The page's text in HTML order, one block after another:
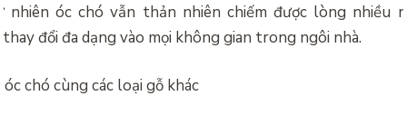
nhiên óc chó vẫn thản nhiên chiếm được lòng nhiều
đổi đa dạng vào mọi không gian trong ngôi nhà.